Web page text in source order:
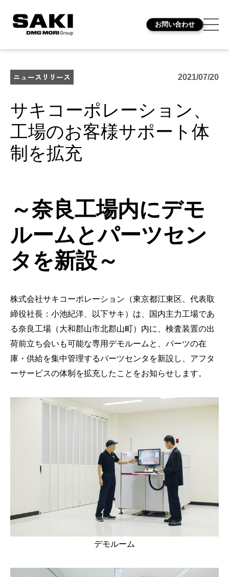
お問い合わせ
ニュースリリース 2021/07/20
サキコーポレーション、
工場のお客様サポート体
制を拡充
～奈良工場内にデモ
ルームとパーツセン
タを新設～
株式会社サキコーポレーション（東京都江東区、代表取
締役社長：小池紀洋、以下サキ）は、国内主力工場であ
る奈良工場（大和郡山市北郡山町）内に、検査装置の出
荷前立ち会いも可能な専用デモルームと、パーツの在
庫・供給を集中管理するパーツセンタを新設し、アフタ
ーサービスの体制を拡充したことをお知らせします。
デモルーム